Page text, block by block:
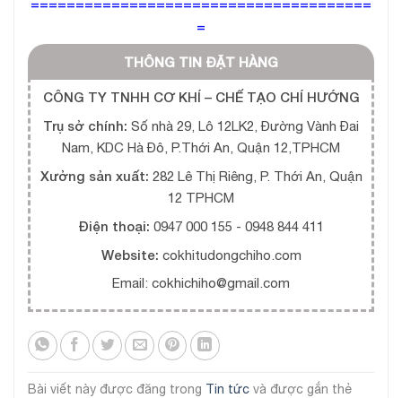
======================================
=
THÔNG TIN ĐẶT HÀNG
CÔNG TY TNHH CƠ KHÍ – CHẾ TẠO CHÍ HƯỚNG
Trụ sở chính: Số nhà 29, Lô 12LK2, Đường Vành Đai
Nam, KDC Hà Đô, P.Thới An, Quận 12,TPHCM
Xưởng sản xuất: 282 Lê Thị Riêng, P. Thới An, Quận
12 TPHCM
Điện thoại: 0947 000 155 - 0948 844 411
Website: cokhitudongchiho.com
Email: cokhichiho@gmail.com
Bài viết này được đăng trong Tin tức và được gắn thẻ